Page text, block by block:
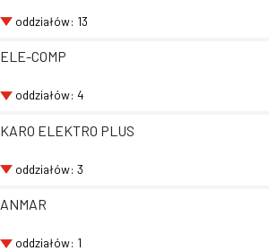
oddziałów: 13
ELE-COMP
oddziałów: 4
KARO ELEKTRO PLUS
oddziałów: 3
ANMAR
oddziałów: 1